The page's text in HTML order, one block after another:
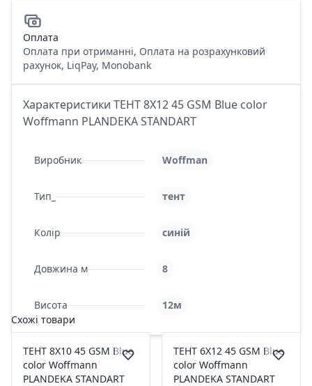
Оплата
Оплата при отриманні, Оплата на розрахунковий
рахунок, LiqPay, Monobank
Характеристики ТЕНТ 8Х12 45 GSM Blue color
Woffmann PLANDEKA STANDART
Виробник Woffman
Тип_ тент
Колір синій
Довжина м 8
Висота
12м
Схожі товари
ТЕНТ 8Х10 45 GSM Blue
color Woffmann
PLANDEKA STANDART
ТЕНТ 6Х12 45 GSM Blue
color Woffmann
PLANDEKA STANDART